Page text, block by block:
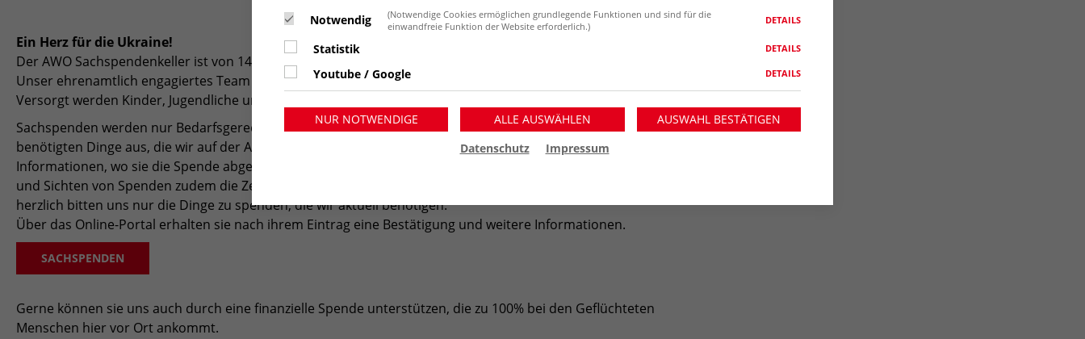
Ein Herz für die Ukraine!
Der AWO Sachspendenkeller ist von 14.00 bis 17.00 für die Annahme von Sachspenden geöffnet.
Unser ehrenamtlich engagiertes Team der AWO Moers-Kapellen nimmt ihre Spenden entgegen.
Versorgt werden Kinder, Jugendliche und Erwachsene, die aus der Ukraine geflüchtet sind und nun hier leben.
Sachspenden werden nur Bedarfsgerecht benötigt - bitte wählen sie daher ihre Sachspenden aus der Liste der
benötigten Dinge aus, die wir auf der AWO-Online-Sachspenden-Seite veröffentlichen. Hier erhalten sie
Informationen, wo sie die Spende abgeben können. Da unsere Lagerkapazitäten begrenzt sind und das Sortieren
und Sichten von Spenden zudem die Zeit von Ehrenamtlichen und Mitarbeitenden bindet, möchten wir Sie
herzlich bitten uns nur die Dinge zu spenden, die wir aktuell benötigen.
Über das Online-Portal erhalten sie nach ihrem Eintrag eine Bestätigung und weitere Informationen.
SACHSPENDEN
Gerne können sie uns auch durch eine finanzielle Spende unterstützen, die zu 100% bei den Geflüchteten
Menschen hier vor Ort ankommt.
Notwendig
(Notwendige Cookies ermöglichen grundlegende Funktionen und sind für die
einwandfreie Funktion der Website erforderlich.)
DETAILS
Statistik DETAILS
Youtube / Google DETAILS
ALLE AUSWÄHLEN
NUR NOTWENDIGE
AUSWAHL BESTÄTIGEN
Datenschutz
Impressum